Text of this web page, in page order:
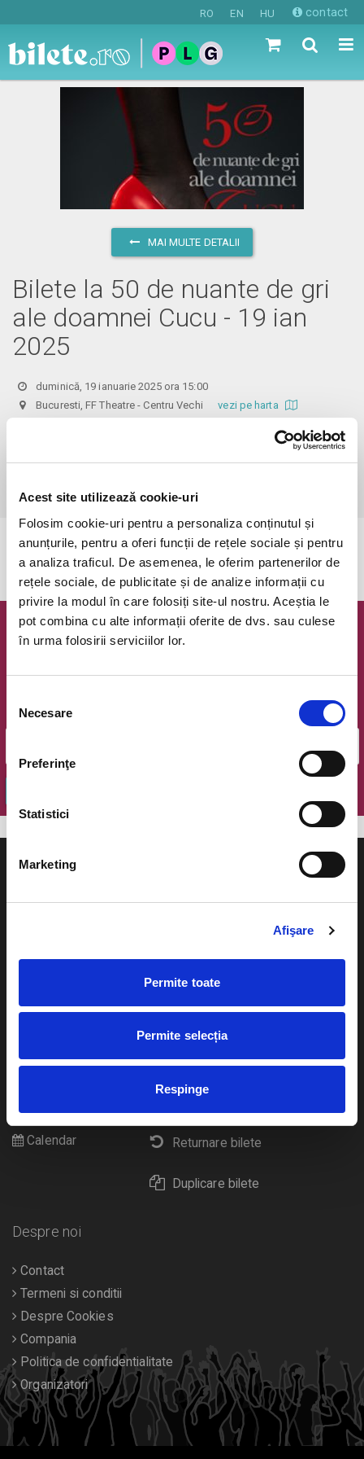
Acest site utilizează cookie-uri
Folosim cookie-uri pentru a personaliza conținutul și
anunțurile, pentru a oferi funcții de rețele sociale și pentru
a analiza traficul. De asemenea, le oferim partenerilor de
rețele sociale, de publicitate și de analize informații cu
privire la modul în care folosiți site-ul nostru. Aceștia le
pot combina cu alte informații oferite de dvs. sau culese
în urma folosirii serviciilor lor.
consimțământului
Necesare
Preferinţe
Statistici
Marketing
Afişare
Permite toate
Permite selecția
Respinge
RO EN HU contact
MAI MULTE DETALII
Bilete la 50 de nuante de gri
ale doamnei Cucu - 19 ian
2025
duminică, 19 ianuarie 2025 ora 15:00
Bucuresti, FF Theatre - Centru Vechivezi pe harta
Din respect pentru actori si public avem rugamintea de a va
prezenta cu cel putin 30 de minute inainte de inceperea spectacolului.
valabilitatea.
Evenimentul a expirat.
Newsletter @ Bilete.ro
Oferte exclusive si o editie saptamanala cu cele mai noi
Email
Cum comand bilete?
eBilet printat acasa
Returnare bilete
Duplicare bilete
festivaluri
Pentru copii
Diverse
Calendar
Despre noi
Contact
Termeni si conditii
Despre Cookies
Compania
Politica de confidentialitate
Organizatori